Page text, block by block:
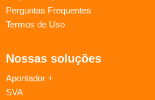
Perguntas Frequentes
Termos de Uso
Nossas soluções
Apontador +
SVA